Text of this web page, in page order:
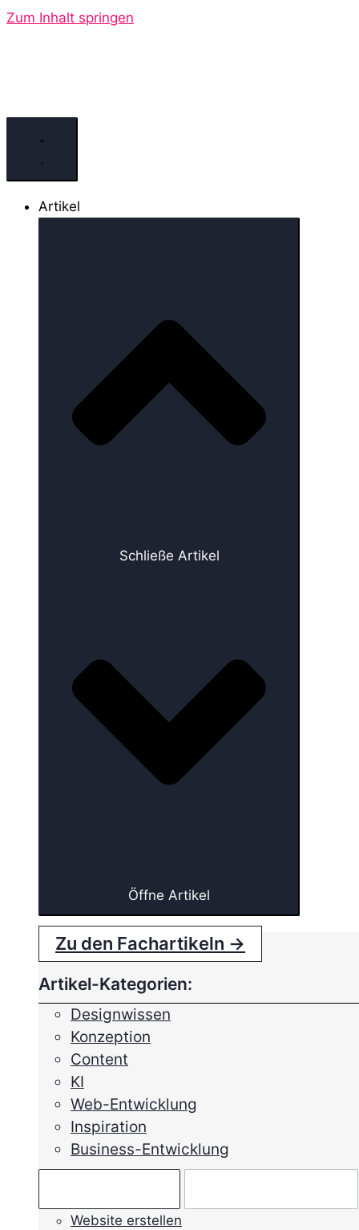
Zum Inhalt springen
Artikel
Schließe Artikel
Öffne Artikel
Zu den Fachartikeln →
Artikel-Kategorien:
Designwissen
Konzeption
Content
KI
Web-Entwicklung
Inspiration
Business-Entwicklung
Website erstellen